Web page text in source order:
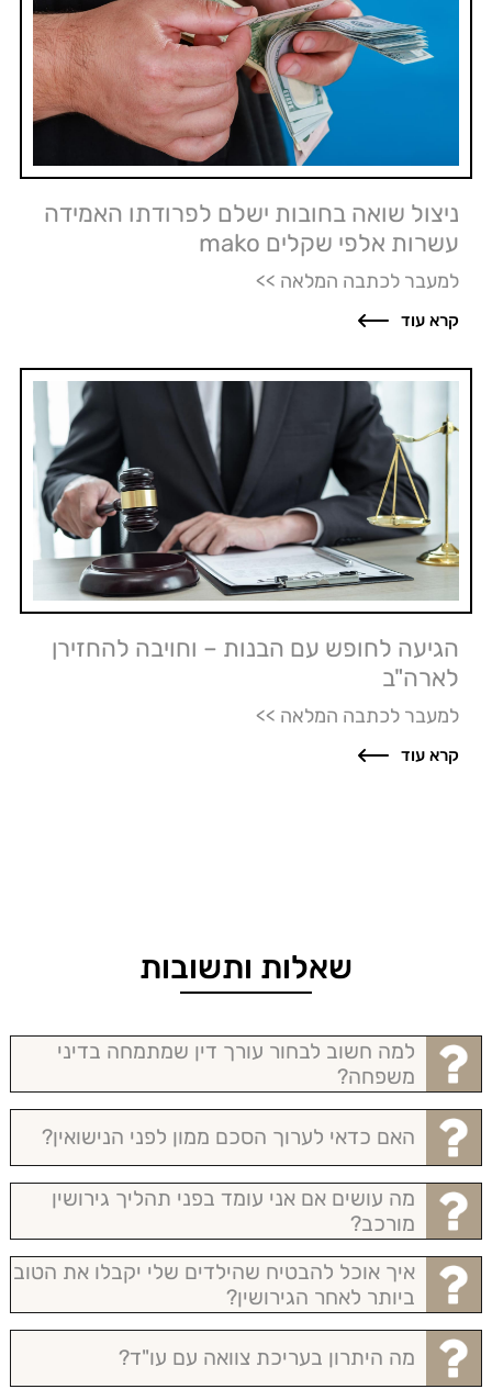
ניצול שואה בחובות ישלם לפרודתו האמידה
עשרות אלפי שקלים mako
למעבר לכתבה המלאה >>
קרא עוד
הגיעה לחופש עם הבנות – וחויבה להחזירן
לארה"ב
למעבר לכתבה המלאה >>
קרא עוד
שאלות ותשובות
למה חשוב לבחור עורך דין שמתמחה בדיני
משפחה?
האם כדאי לערוך הסכם ממון לפני הנישואין?
מה עושים אם אני עומד בפני תהליך גירושין
מורכב?
איך אוכל להבטיח שהילדים שלי יקבלו את הטוב
ביותר לאחר הגירושין?
מה היתרון בעריכת צוואה עם עו"ד?